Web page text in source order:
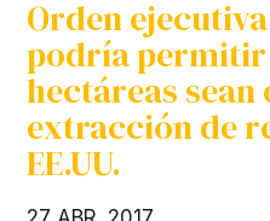
Orden
podría permitir
hectáreas sean
extracción de
EE.UU.